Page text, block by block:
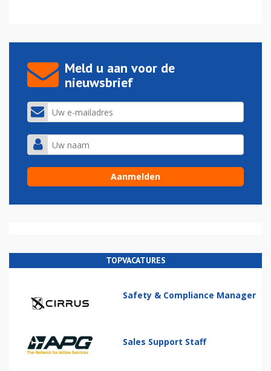
Meld u aan voor de
nieuwsbrief
TOPVACATURES
Safety & Compliance Manager
Sales Support Staff